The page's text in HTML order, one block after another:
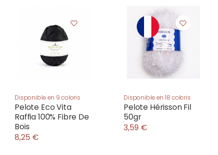
Disponible en 9 coloris
Pelote Eco Vita
Raffia 100% Fibre De
Bois
8,25 €
Disponible en 18 coloris
Pelote Hérisson Fil
50gr
3,59 €